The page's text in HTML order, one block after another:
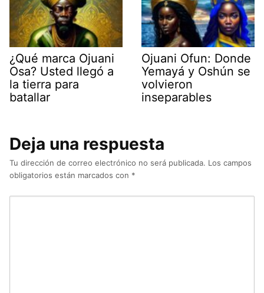
¿Qué marca Ojuani
Osa? Usted llegó a
la tierra para
batallar
Ojuani Ofun: Donde
Yemayá y Oshún se
volvieron
inseparables
Deja una respuesta
Tu dirección de correo electrónico no será publicada. Los campos
obligatorios están marcados con *